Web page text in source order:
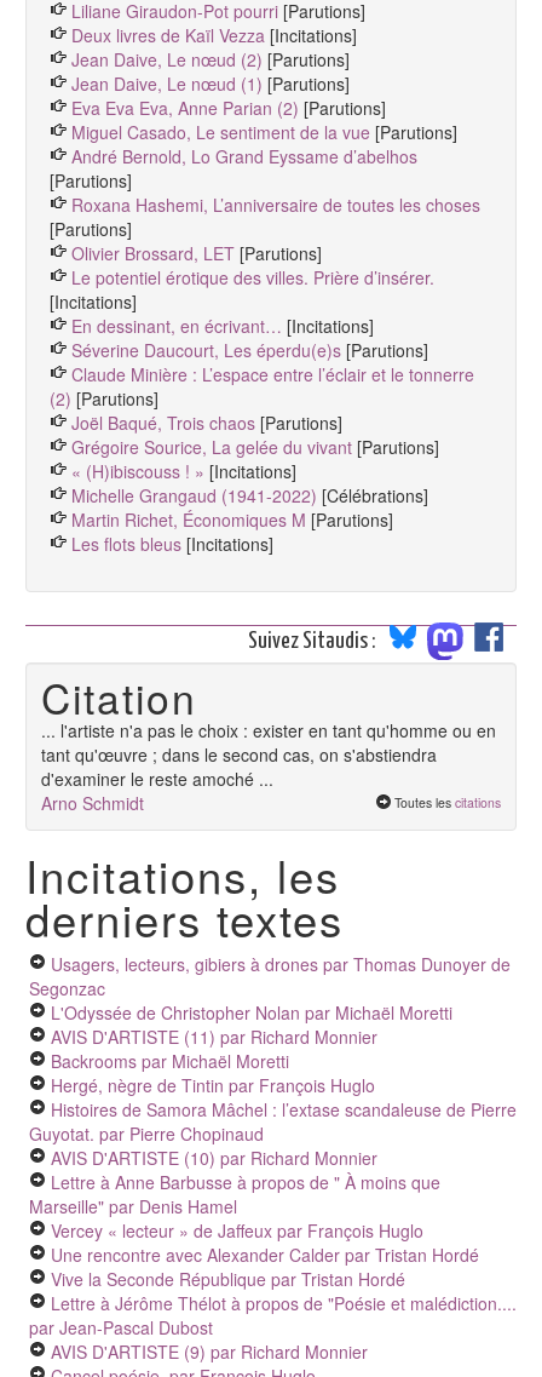
Liliane Giraudon-Pot pourri [Parutions]
Deux livres de Kaïl Vezza [Incitations]
Jean Daive, Le nœud (2) [Parutions]
Jean Daive, Le nœud (1) [Parutions]
Eva Eva Eva, Anne Parian (2) [Parutions]
Miguel Casado, Le sentiment de la vue [Parutions]
André Bernold, Lo Grand Eyssame d’abelhos
[Parutions]
Roxana Hashemi, L’anniversaire de toutes les choses
[Parutions]
Olivier Brossard, LET [Parutions]
Le potentiel érotique des villes. Prière d’insérer.
[Incitations]
En dessinant, en écrivant… [Incitations]
Séverine Daucourt, Les éperdu(e)s [Parutions]
Claude Minière : L’espace entre l’éclair et le tonnerre
(2) [Parutions]
Joël Baqué, Trois chaos [Parutions]
Grégoire Sourice, La gelée du vivant [Parutions]
« (H)ibiscouss ! » [Incitations]
Michelle Grangaud (1941-2022) [Célébrations]
Martin Richet, Économiques M [Parutions]
Les flots bleus [Incitations]
Suivez Sitaudis :
Citation
... l'artiste n'a pas le choix : exister en tant qu'homme ou en
tant qu'œuvre ; dans le second cas, on s'abstiendra
d'examiner le reste amoché ...
Arno Schmidt
Toutes les citations
Incitations, les
derniers textes
Usagers, lecteurs, gibiers à drones par Thomas Dunoyer de
Segonzac
L'Odyssée de Christopher Nolan par Michaël Moretti
AVIS D'ARTISTE (11) par Richard Monnier
Backrooms par Michaël Moretti
Hergé, nègre de Tintin par François Huglo
Histoires de Samora Mâchel : l’extase scandaleuse de Pierre
Guyotat. par Pierre Chopinaud
AVIS D'ARTISTE (10) par Richard Monnier
Lettre à Anne Barbusse à propos de " À moins que
Marseille" par Denis Hamel
Vercey « lecteur » de Jaffeux par François Huglo
Une rencontre avec Alexander Calder par Tristan Hordé
Vive la Seconde République par Tristan Hordé
Lettre à Jérôme Thélot à propos de "Poésie et malédiction....
par Jean-Pascal Dubost
AVIS D'ARTISTE (9) par Richard Monnier